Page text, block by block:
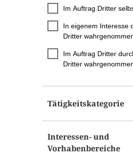
Im Auftrag Dritter
In eigenem Interesse
Dritter
Im Auftrag Dritter
Dritter
Tätigkeitskategorie
Interessen- und
Vorhabenbereiche